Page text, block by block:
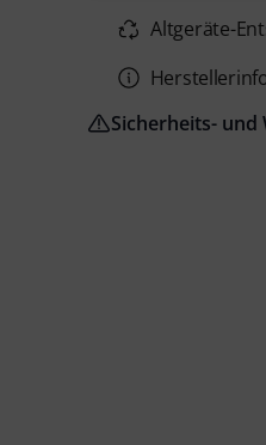
Altgeräte-
Sicherheits- und